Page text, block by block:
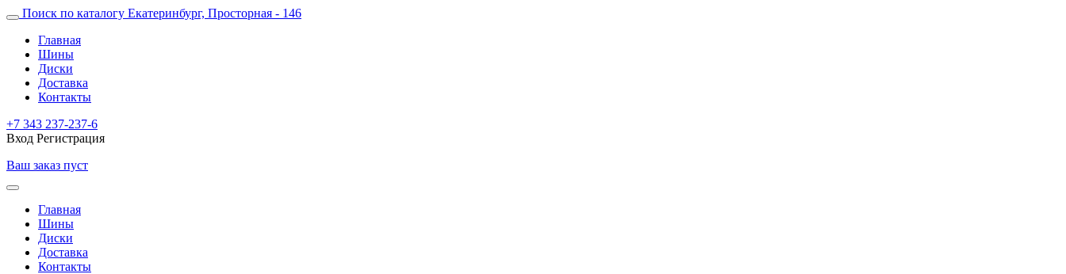
Поиск по каталогу Екатеринбург, Просторная - 146
Главная
Шины
Диски
Доставка
Контакты
+7 343 237-237-6
Вход Регистрация
Ваш заказ пуст
Главная
Шины
Диски
Доставка
Контакты